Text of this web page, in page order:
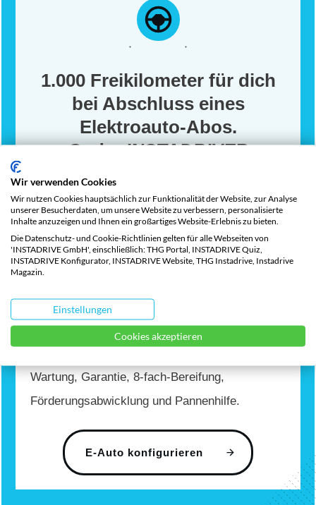
1.000 Freikilometer für dich
bei Abschluss eines
Elektroauto-Abos.
Code:INSTADRIVER
DAS MODERNE ELEKTROAUTO ABO
Ein einfaches und flexibles Elektroauto-Abo,
ähnlich wie bei Netflix. Dein monatlicher
Wartung, Garantie, 8-fach-Bereifung,
Förderungsabwicklung und Pannenhilfe.
E-Auto konfigurieren
Wir verwenden Cookies
Wir nutzen Cookies hauptsächlich zur Funktionalität der Website, zur Analyse
unserer Besucherdaten, um unsere Website zu verbessern, personalisierte
Inhalte anzuzeigen und Ihnen ein großartiges Website-Erlebnis zu bieten.
Die Datenschutz- und Cookie-Richtlinien gelten für alle Webseiten von
'INSTADRIVE GmbH', einschließlich: THG Portal, INSTADRIVE Quiz,
INSTADRIVE Konfigurator, INSTADRIVE Website, THG Instadrive, Instadrive
Magazin.
Einstellungen
Cookies akzeptieren